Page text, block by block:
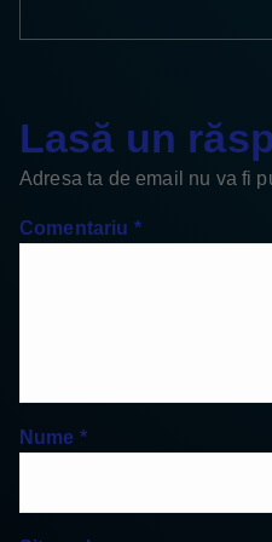
Lasă un
Adresa ta de email nu va fi
Comentariu *
Nume *